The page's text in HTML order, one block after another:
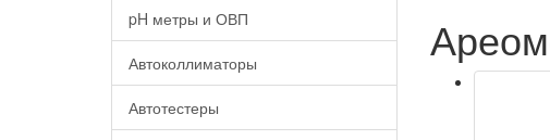
pH метры и ОВП
Автоколлиматоры
Автотестеры